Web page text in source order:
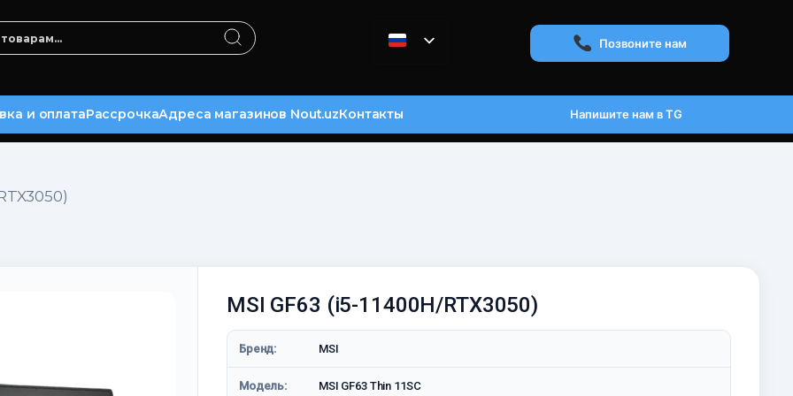
Позвоните нам
и оплатаРассрочкаАдреса магазинов Nout.uzКонтакты Напишите нам в TG
MSI GF63 (i5-11400H/RTX3050)
Бренд: MSI
Модель: MSI GF63 Thin 11SC